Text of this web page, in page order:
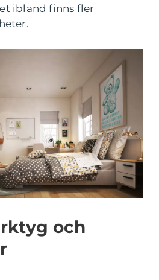
ibland finns fler
och